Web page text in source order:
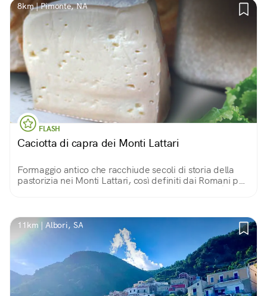
8km | Pimonte, NA
FLASH
Caciotta di capra dei Monti Lattari
Formaggio antico che racchiude secoli di storia della
pastorizia nei Monti Lattari, così definiti dai Romani per
11km | Albori, SA